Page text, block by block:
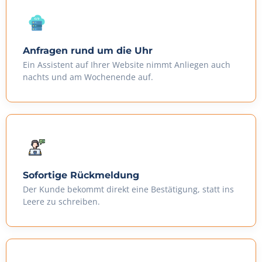
Anfragen rund um die Uhr
Ein Assistent auf Ihrer Website nimmt Anliegen auch
nachts und am Wochenende auf.
Sofortige Rückmeldung
Der Kunde bekommt direkt eine Bestätigung, statt ins
Leere zu schreiben.